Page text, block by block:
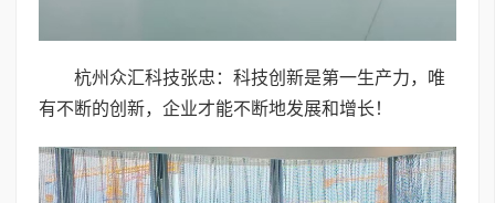
杭州众汇科技张忠：科技创新是第一生产力，唯
有不断的创新，企业才能不断地发展和增长！